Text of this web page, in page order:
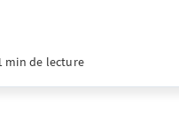
min de lecture